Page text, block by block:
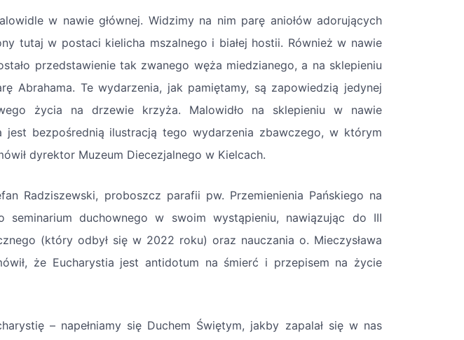
w nawie głównej. Widzimy na nim parę aniołów adorujących
tutaj w postaci kielicha mszalnego i białej hostii. Również w nawie
przedstawienie tak zwanego węża miedzianego, a na sklepieniu
Abrahama. Te wydarzenia, jak pamiętamy, są zapowiedzią jedynej
życia na drzewie krzyża. Malowidło na sklepieniu w nawie
jest bezpośrednią ilustracją tego wydarzenia zbawczego, w którym
dyrektor Muzeum Diecezjalnego w Kielcach.
Radziszewski, proboszcz parafii pw. Przemienienia Pańskiego na
seminarium duchownego w swoim wystąpieniu, nawiązując do III
(który odbył się w 2022 roku) oraz nauczania o. Mieczysława
że Eucharystia jest antidotum na śmierć i przepisem na życie
– napełniamy się Duchem Świętym, jakby zapalał się w nas